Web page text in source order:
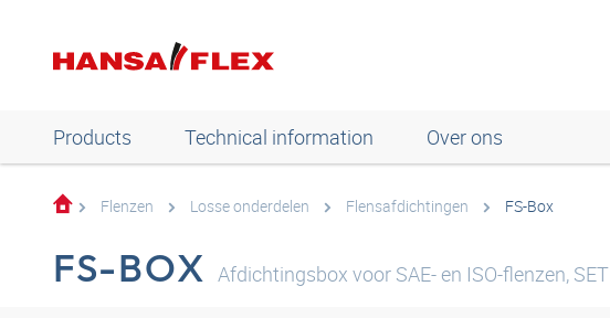
Products Technical information Over ons
Flenzen Losse onderdelen Flensafdichtingen FS-Box
FS-BOX Afdichtingsbox voor SAE- en ISO-flenzen, SET